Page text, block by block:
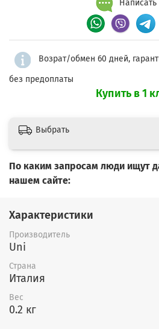
Возрат/обмен 60 дней,
без предоплаты
Купить в 1
Выбрать
Характеристики
Производитель
Uni
Страна
Италия
Вес
0.2 кг
По каким запросам люди ищут
нашем сайте: